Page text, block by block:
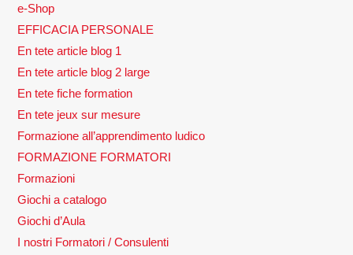
e-Shop
EFFICACIA PERSONALE
En tete article blog 1
En tete article blog 2 large
En tete fiche formation
En tete jeux sur mesure
Formazione all’apprendimento ludico
FORMAZIONE FORMATORI
Formazioni
Giochi a catalogo
Giochi d’Aula
I nostri Formatori / Consulenti